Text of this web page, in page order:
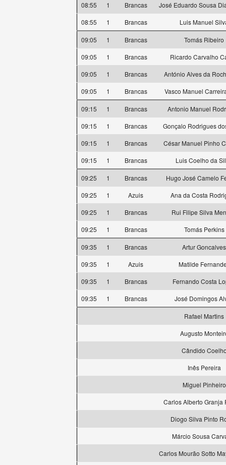
08:55
1 Brancas
José Eduardo Sousa
08:55
1 Brancas Luis Manuel
09:05 1 Brancas
Tomás Ribeiro
09:05
1 Brancas
Ricardo Carvalho
09:05
1 Brancas
António Alves da
09:05
1 Brancas Vasco Manuel
09:15 1 Brancas
Antonio Manuel
09:15
1 Brancas
Gonçalo Rodrigues
09:15
1 Brancas
César Manuel Pinho
09:15
1 Brancas Luis Coelho da
09:25 1 Brancas
Hugo José Camelo
09:25
1 Azuis
Ana da Costa
09:25
1 Brancas
Rui Filipe Silva
09:25
1 Brancas Tomás Perkins
09:35 1 Brancas
Artur Goncalves
09:35
1 Azuis
Matilde
09:35
1 Brancas
Fernando Costa
09:35
1 Brancas José Domingos
Rafael Martins
Augusto
Cândido
Inês Pereira
Miguel Pinheiro
Carlos Alberto Granja
Diogo Silva Pinto
Márcio Sousa
Carlos Mourão Sotto